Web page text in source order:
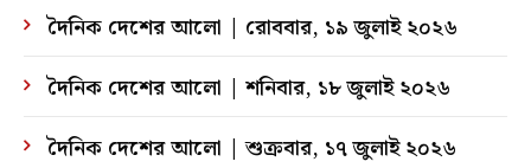
দৈনিক দেশের আলো | রোববার, ১৯ জুলাই ২০২৬
দৈনিক দেশের আলো | শনিবার, ১৮ জুলাই ২০২৬
দৈনিক দেশের আলো | শুক্রবার, ১৭ জুলাই ২০২৬